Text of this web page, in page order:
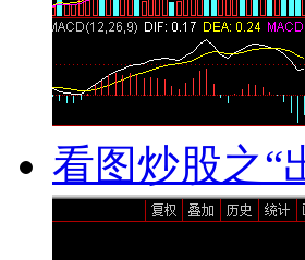
看图炒股之“